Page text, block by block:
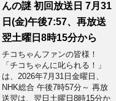
んの謎 初回放送日 7月31
日(金)午後7:57、再放送
翌土曜日8時15分から
チコちゃんファンの皆様！
「チコちゃんに叱られる！」​
は、2026年7月31日金曜日、
NHK総合 午後7時57分～ 再放
送翌は、翌日土曜日8時15分か